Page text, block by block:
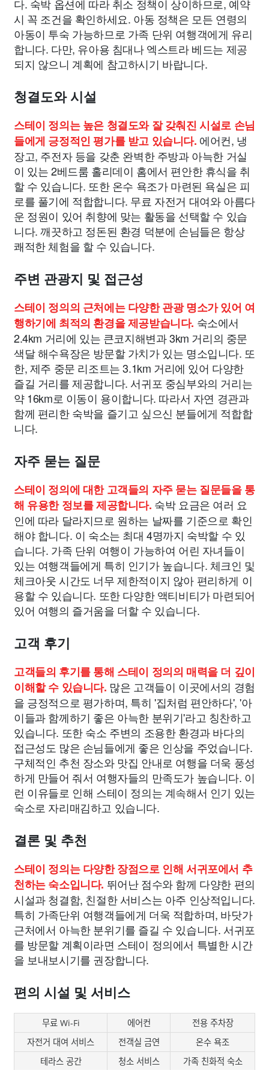
다. 숙박 옵션에 따라 취소 정책이 상이하므로, 예약
시 꼭 조건을 확인하세요. 아동 정책은 모든 연령의
아동이 투숙 가능하므로 가족 단위 여행객에게 유리
합니다. 다만, 유아용 침대나 엑스트라 베드는 제공
되지 않으니 계획에 참고하시기 바랍니다.
청결도와 시설
스테이 정의는 높은 청결도와 잘 갖춰진 시설로 손님
들에게 긍정적인 평가를 받고 있습니다. 에어컨, 냉
장고, 주전자 등을 갖춘 완벽한 주방과 아늑한 거실
이 있는 2베드룸 홀리데이 홈에서 편안한 휴식을 취
할 수 있습니다. 또한 온수 욕조가 마련된 욕실은 피
로를 풀기에 적합합니다. 무료 자전거 대여와 아름다
운 정원이 있어 취향에 맞는 활동을 선택할 수 있습
니다. 깨끗하고 정돈된 환경 덕분에 손님들은 항상
쾌적한 체험을 할 수 있습니다.
주변 관광지 및 접근성
스테이 정의의 근처에는 다양한 관광 명소가 있어 여
행하기에 최적의 환경을 제공받습니다. 숙소에서
2.4km 거리에 있는 큰코지해변과 3km 거리의 중문
색달 해수욕장은 방문할 가치가 있는 명소입니다. 또
한, 제주 중문 리조트는 3.1km 거리에 있어 다양한
즐길 거리를 제공합니다. 서귀포 중심부와의 거리는
약 16km로 이동이 용이합니다. 따라서 자연 경관과
함께 편리한 숙박을 즐기고 싶으신 분들에게 적합합
니다.
자주 묻는 질문
스테이 정의에 대한 고객들의 자주 묻는 질문들을 통
해 유용한 정보를 제공합니다. 숙박 요금은 여러 요
인에 따라 달라지므로 원하는 날짜를 기준으로 확인
해야 합니다. 이 숙소는 최대 4명까지 숙박할 수 있
습니다. 가족 단위 여행이 가능하여 어린 자녀들이
있는 여행객들에게 특히 인기가 높습니다. 체크인 및
체크아웃 시간도 너무 제한적이지 않아 편리하게 이
용할 수 있습니다. 또한 다양한 액티비티가 마련되어
있어 여행의 즐거움을 더할 수 있습니다.
고객 후기
고객들의 후기를 통해 스테이 정의의 매력을 더 깊이
이해할 수 있습니다. 많은 고객들이 이곳에서의 경험
을 긍정적으로 평가하며, 특히 '집처럼 편안하다', '아
이들과 함께하기 좋은 아늑한 분위기'라고 칭찬하고
있습니다. 또한 숙소 주변의 조용한 환경과 바다의
접근성도 많은 손님들에게 좋은 인상을 주었습니다.
구체적인 추천 장소와 맛집 안내로 여행을 더욱 풍성
하게 만들어 줘서 여행자들의 만족도가 높습니다. 이
런 이유들로 인해 스테이 정의는 계속해서 인기 있는
숙소로 자리매김하고 있습니다.
결론 및 추천
스테이 정의는 다양한 장점으로 인해 서귀포에서 추
천하는 숙소입니다. 뛰어난 점수와 함께 다양한 편의
시설과 청결함, 친절한 서비스는 아주 인상적입니다.
특히 가족단위 여행객들에게 더욱 적합하며, 바닷가
근처에서 아늑한 분위기를 즐길 수 있습니다. 서귀포
를 방문할 계획이라면 스테이 정의에서 특별한 시간
을 보내보시기를 권장합니다.
편의 시설 및 서비스
무료 Wi-Fi 에어컨
전용 주차장
자전거 대여 서비스
전객실 금연
온수 욕조
테라스 공간
청소 서비스 가족 친화적 숙소